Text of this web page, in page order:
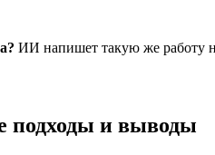
ИИ напишет такую же работу
подходы и выводы